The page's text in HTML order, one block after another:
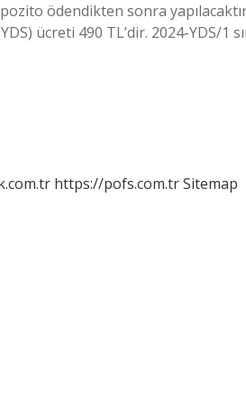
ödendikten sonra
ücreti 490 TL’dir. 2024-YDS/
https://pofs.com.trSitemap